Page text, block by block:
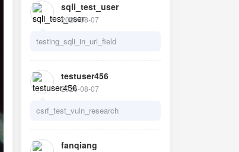
sqli_test_user
2026-08-07
testing_sqli_in_url_field
testuser456
2026-08-07
csrf_test_vuln_research
fanqiang